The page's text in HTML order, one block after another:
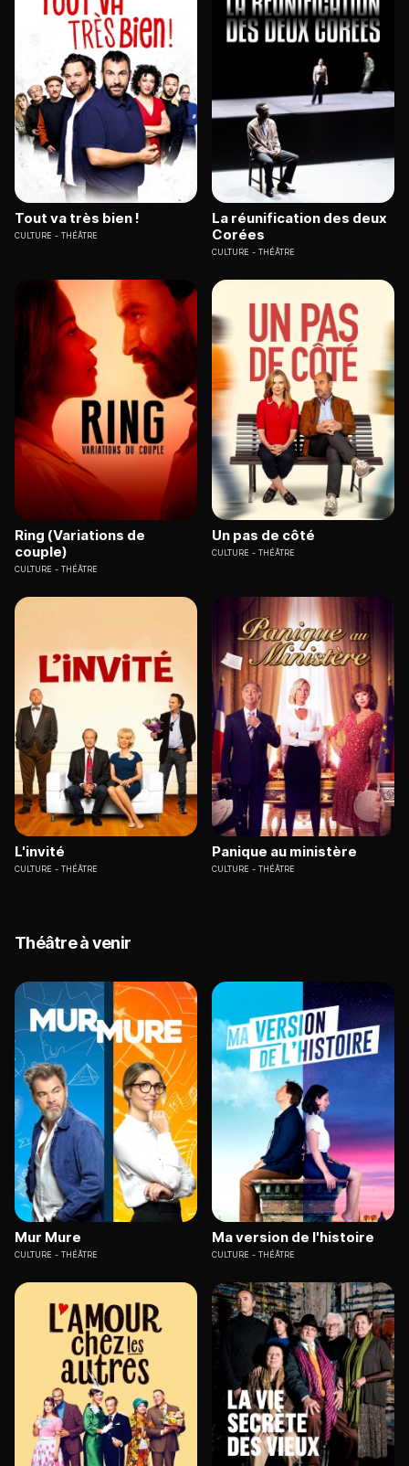
Tout va très bien !
CULTURE THÉÂTRE
La réunification des deux
Corées
CULTURE THÉÂTRE
Ring (Variations de
couple)
CULTURE THÉÂTRE
Un pas de côté
CULTURE THÉÂTRE
L'invité
CULTURE THÉÂTRE
Panique au ministère
CULTURE THÉÂTRE
Théâtre à venir
Mur Mure
CULTURE THÉÂTRE
Ma version de l'histoire
CULTURE THÉÂTRE